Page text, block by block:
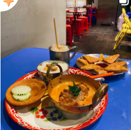
國香米🤤醬汁淋上去拌一拌香味跟美味一
起 combo double🤩 然後要另外特別提
一下溏心蛋，超級有資格出現在任何一家
拉麵店(喂 🫓月亮蝦餅 快要成為每來必點
了！皮脆蝦漿又Q，還吃得到蝦塊，口感
拿捏很很剛好，兩人分食超級爽，四人分
食剛剛好 再訪的話會想吃吃看他們的冬蔭
功跟炸雞，然後今天冷到不敢點泰奶啦🌚
｜捷運台電大樓站2號過馬路後巷子自己
鑽一鑽 ｜僅現場候位，人數過半才能入座
｜劃單點餐，櫃檯先付，可存載具 #20f